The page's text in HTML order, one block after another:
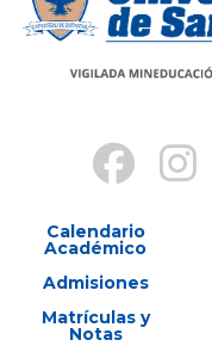
Calendario
Académico
Admisiones
Matrículas y
Notas